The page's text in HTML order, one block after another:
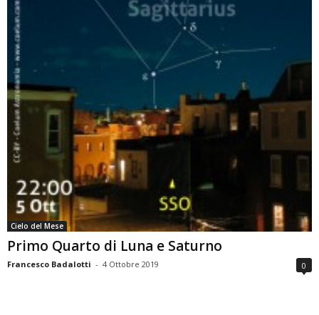
Cielo del Mese
Primo Quarto di Luna e Saturno
Francesco Badalotti - 4 Ottobre 2019 0